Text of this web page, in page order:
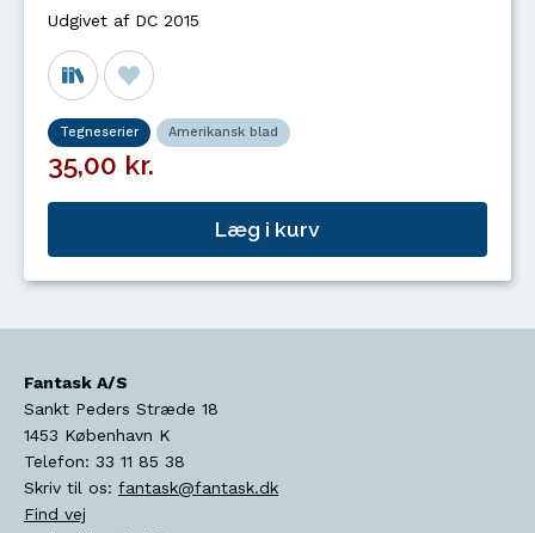
Udgivet af DC 2015
Tegneserier Amerikansk blad
35,00 kr.
Læg i kurv
Fantask A/S
Sankt Peders Stræde 18
1453 København K
Telefon: 33 11 85 38
Skriv til os: fantask@fantask.dk
Find vej